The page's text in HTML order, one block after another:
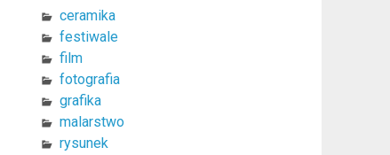
ceramika
festiwale
film
fotografia
grafika
malarstwo
rysunek